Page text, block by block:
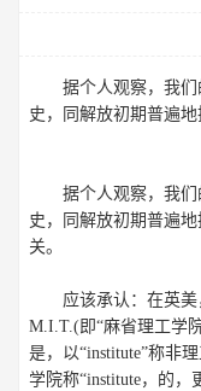
据个人观察，我们
史，同解放初期普遍地
据个人观察，我们
史，同解放初期普遍地
关。
应该承认：在英美
M.I.T.(即“麻省理工学
是，以“institute”称非
学院称“institute，的